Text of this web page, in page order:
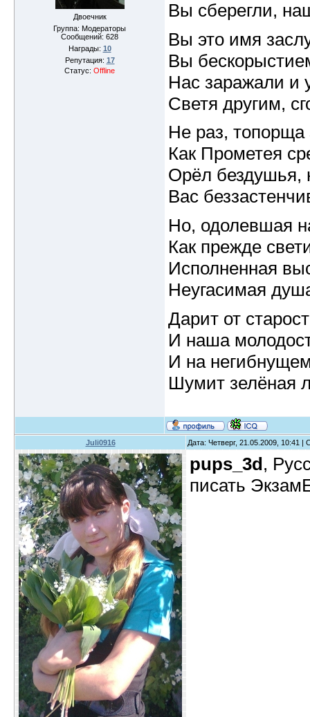
Двоечник
Группа: Модераторы
Сообщений: 628
Награды: 10
Репутация: 17
Статус: Offline
Вы сберегли,
Вы это имя
Вы
Нас заражали и
Светя другим,
Не раз,
Как Прометея
Орёл бездушья,
Вас
Но, одолевшая
Как прежде
Исполненная
Неугасимая
Дарит от
И наша
И на
Шумит зелёная
Juli0916 Дата: Четверг, 21.05.2009, 10:41
pups_3d,
писать